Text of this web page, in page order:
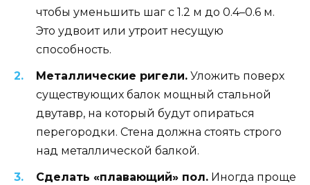
чтобы уменьшить шаг с 1.2 м до 0.4–0.6 м.
Это удвоит или утроит несущую
способность.
Металлические ригели. Уложить поверх
существующих балок мощный стальной
двутавр, на который будут опираться
перегородки. Стена должна стоять строго
над металлической балкой.
Сделать «плавающий» пол. Иногда проще